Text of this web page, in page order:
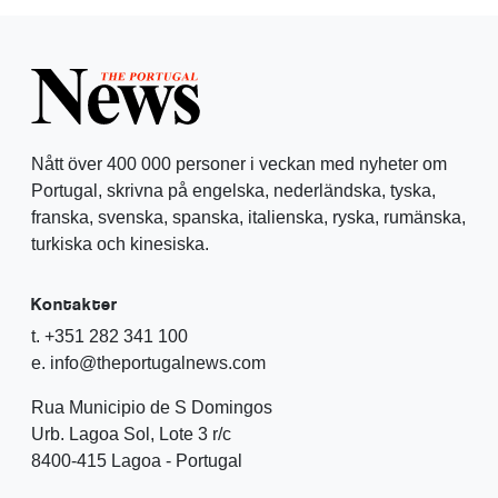
Nått över 400 000 personer i veckan med nyheter om
Portugal, skrivna på engelska, nederländska, tyska,
franska, svenska, spanska, italienska, ryska, rumänska,
turkiska och kinesiska.
Kontakter
t. +351 282 341 100
e. info@theportugalnews.com
Rua Municipio de S Domingos
Urb. Lagoa Sol, Lote 3 r/c
8400-415 Lagoa - Portugal